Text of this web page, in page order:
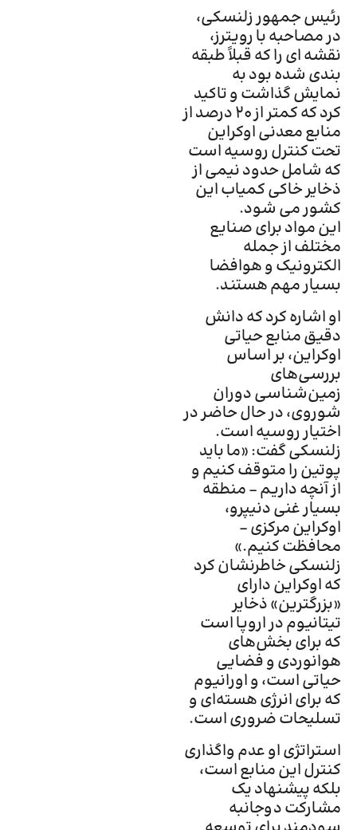
رئیس جمهور زلنسکی،
در مصاحبه با رویترز،
نقشه ای را که قبلاً طبقه
بندی شده بود به
نمایش گذاشت و تاکید
کرد که کمتر از 20 درصد از
منابع معدنی اوکراین
تحت کنترل روسیه است
که شامل حدود نیمی از
ذخایر خاکی کمیاب این
کشور می شود.
این مواد برای صنایع
مختلف از جمله
الکترونیک و هوافضا
بسیار مهم هستند.
او اشاره کرد که دانش
دقیق منابع حیاتی
اوکراین، بر اساس
بررسی‌های
زمین‌شناسی دوران
شوروی، در حال حاضر در
اختیار روسیه است.
زلنسکی گفت: «ما باید
پوتین را متوقف کنیم و
از آنچه داریم – منطقه
بسیار غنی دنیپرو،
اوکراین مرکزی –
محافظت کنیم.»
زلنسکی خاطرنشان کرد
که اوکراین دارای
«بزرگترین» ذخایر
تیتانیوم در اروپا است
که برای بخش‌های
هوانوردی و فضایی
حیاتی است، و اورانیوم
که برای انرژی هسته‌ای و
تسلیحات ضروری است.
استراتژی او عدم واگذاری
کنترل این منابع است،
بلکه پیشنهاد یک
مشارکت دوجانبه